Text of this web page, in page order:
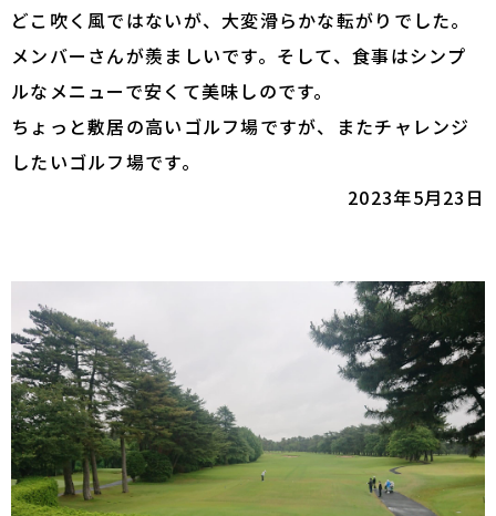
どこ吹く風ではないが、大変滑らかな転がりでした。
メンバーさんが羨ましいです。そして、食事はシンプ
ルなメニューで安くて美味しのです。
ちょっと敷居の高いゴルフ場ですが、またチャレンジ
したいゴルフ場です。
2023年5月23日